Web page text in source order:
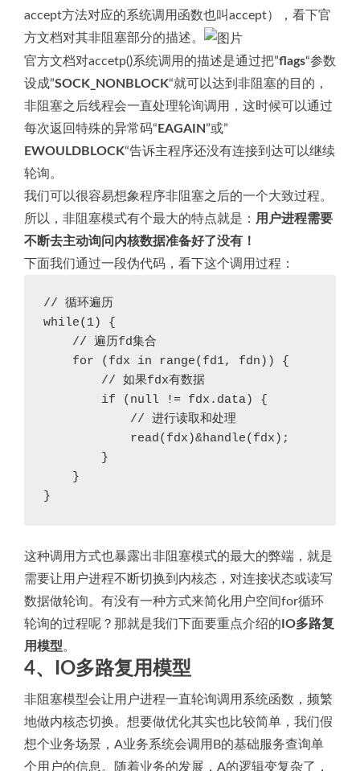
accept方法对应的系统调用函数也叫accept），看下官
方文档对其非阻塞部分的描述。
官方文档对accetp()系统调用的描述是通过把”flags“参数
设成”SOCK_NONBLOCK“就可以达到非阻塞的目的，
非阻塞之后线程会一直处理轮询调用，这时候可以通过
每次返回特殊的异常码“ EAGAIN”或”
EWOULDBLOCK“告诉主程序还没有连接到达可以继续
轮询。
我们可以很容易想象程序非阻塞之后的一个大致过程。
所以，非阻塞模式有个最大的特点就是： 用户进程需要
不断去主动询问内核数据准备好了没有！
下面我们通过一段伪代码，看下这个调用过程：
// 循环遍历
while(1) {
    // 遍历fd集合
    for (fdx in range(fd1, fdn)) {
        // 如果fdx有数据
        if (null != fdx.data) {
            // 进行读取和处理
            read(fdx)&handle(fdx);
        }
    }
}
这种调用方式也暴露出非阻塞模式的最大的弊端，就是
需要让用户进程不断切换到内核态，对连接状态或读写
数据做轮询。有没有一种方式来简化用户空间for循环
轮询的过程呢？那就是我们下面要重点介绍的 IO多路复
用模型。
4、IO多路复用模型
非阻塞模型会让用户进程一直轮询调用系统函数，频繁
地做内核态切换。想要做优化其实也比较简单，我们假
想个业务场景，A业务系统会调用B的基础服务查询单
个用户的信息。随着业务的发展，A的逻辑变复杂了，